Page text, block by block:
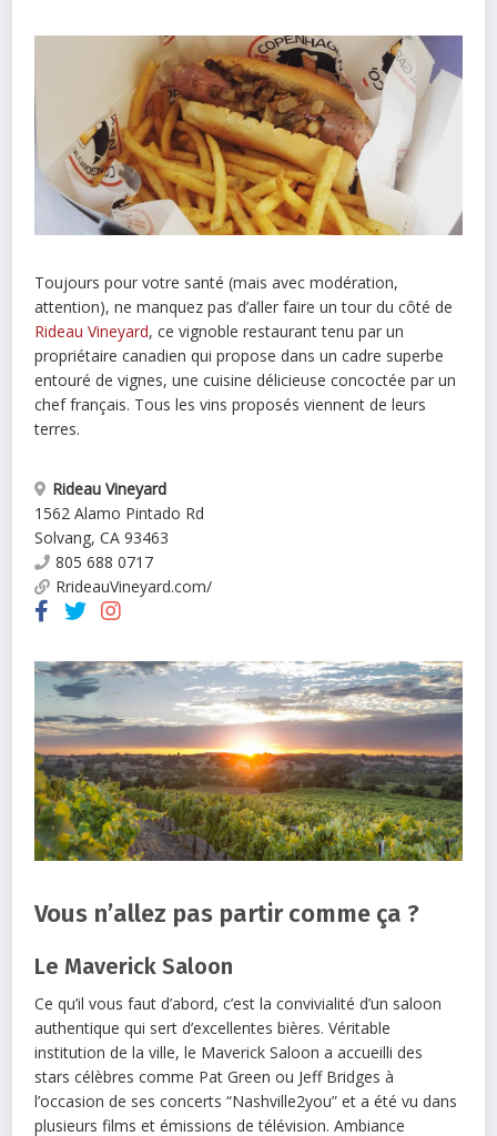
Toujours pour votre santé (mais avec modération,
attention), ne manquez pas d’aller faire un tour du côté de
Rideau Vineyard, ce vignoble restaurant tenu par un
propriétaire canadien qui propose dans un cadre superbe
entouré de vignes, une cuisine délicieuse concoctée par un
chef français. Tous les vins proposés viennent de leurs
terres.
Rideau Vineyard
1562 Alamo Pintado Rd
Solvang, CA 93463
805 688 0717
RrideauVineyard.com/
Vous n’allez pas partir comme ça ?
Le Maverick Saloon
Ce qu’il vous faut d’abord, c’est la convivialité d’un saloon
authentique qui sert d’excellentes bières. Véritable
institution de la ville, le Maverick Saloon a accueilli des
stars célèbres comme Pat Green ou Jeff Bridges à
l’occasion de ses concerts “Nashville2you” et a été vu dans
plusieurs films et émissions de télévision. Ambiance